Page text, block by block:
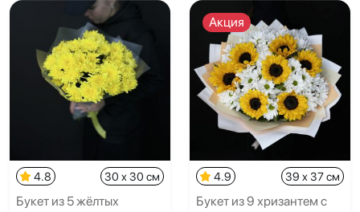
4.8 30 x 30 см
Букет из 5 жёлтых
Акция
4.9 39 x 37 см
Букет из 9 хризантем с